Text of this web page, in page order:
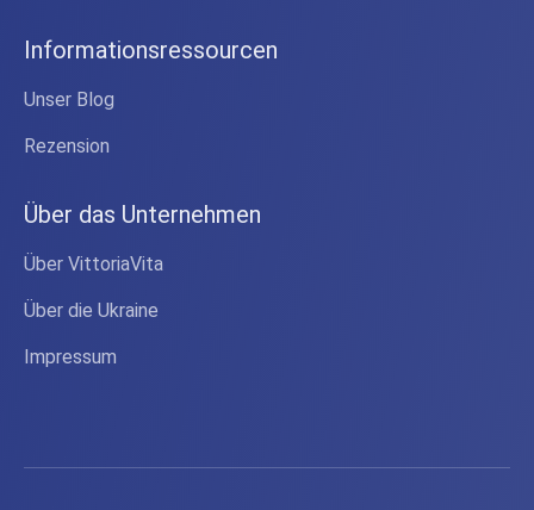
Informationsressourcen
Unser Blog
Rezension
Über das Unternehmen
Über VittoriaVita
Über die Ukraine
Impressum